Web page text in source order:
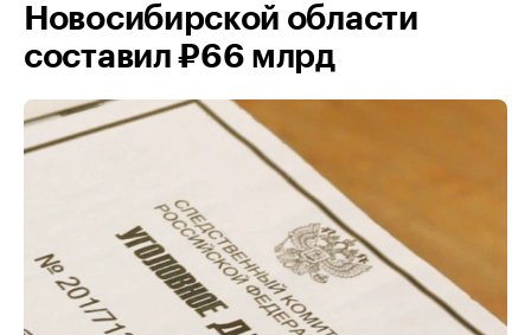
Новосибирской области
составил ₽66 млрд